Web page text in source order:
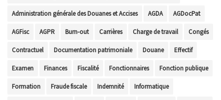
Administration générale des Douanes et Accises AGDA AGDocPat
AGFisc AGPR Burn-out Carrières Charge de travail Congés
Contractuel Documentation patrimoniale Douane Effectif
Examen Finances Fiscalité Fonctionnaires Fonction publique
Formation Fraude fiscale Indemnité Informatique